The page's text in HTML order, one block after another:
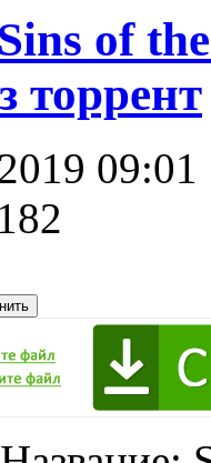
of
торрент
09:01